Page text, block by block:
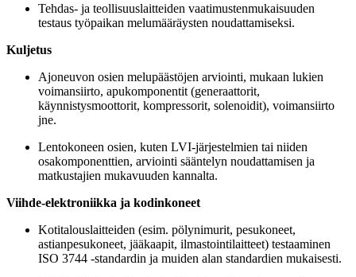
Tehdas- ja teollisuuslaitteiden vaatimustenmukaisuuden
testaus työpaikan melumääräysten noudattamiseksi.
Kuljetus
Ajoneuvon osien melupäästöjen arviointi, mukaan lukien
voimansiirto, apukomponentit (generaattorit,
käynnistysmoottorit, kompressorit, solenoidit), voimansiirto
jne.
Lentokoneen osien, kuten LVI-järjestelmien tai niiden
osakomponenttien, arviointi sääntelyn noudattamisen ja
matkustajien mukavuuden kannalta.
Viihde-elektroniikka ja kodinkoneet
Kotitalouslaitteiden (esim. pölynimurit, pesukoneet,
astianpesukoneet, jääkaapit, ilmastointilaitteet) testaaminen
ISO 3744 -standardin ja muiden alan standardien mukaisesti.